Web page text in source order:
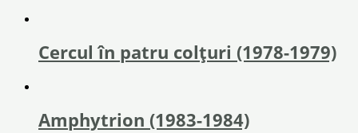
Cercul în patru colțuri (1978-1979)
Amphytrion (1983-1984)